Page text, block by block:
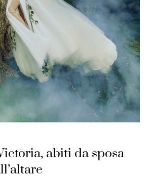
abiti da sposa